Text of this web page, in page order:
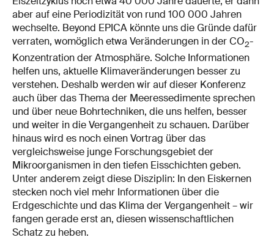
aber auf eine Periodizität von rund 100 000 Jahren
wechselte. Beyond EPICA könnte uns die Gründe dafür
verraten, womöglich etwa Veränderungen in der CO2-
Konzentration der Atmosphäre. Solche Informationen
helfen uns, aktuelle Klimaveränderungen besser zu
verstehen. Deshalb werden wir auf dieser Konferenz
auch über das Thema der Meeressedimente sprechen
und über neue Bohrtechniken, die uns helfen, besser
und weiter in die Vergangenheit zu schauen. Darüber
hinaus wird es noch einen Vortrag über das
vergleichsweise junge Forschungsgebiet der
Mikroorganismen in den tiefen Eisschichten geben.
Unter anderem zeigt diese Disziplin: In den Eiskernen
stecken noch viel mehr Informationen über die
Erdgeschichte und das Klima der Vergangenheit – wir
fangen gerade erst an, diesen wissenschaftlichen
Schatz zu heben.